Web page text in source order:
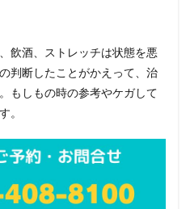
飲酒、ストレッチは状態を悪
判断したことがかえって、治
もしもの時の参考やケガして
。